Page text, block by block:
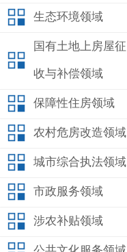
生态环境领域
国有土地上房屋征
收与补偿领域
保障性住房领域
农村危房改造领域
城市综合执法领域
市政服务领域
涉农补贴领域